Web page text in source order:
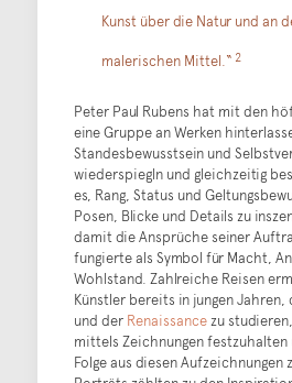
Kunst über die Natur und an
malerischen Mittel.“ 2
Peter Paul Rubens hat mit den
eine Gruppe an Werken
Standesbewusstsein und
wiederspiegln und gleichzeitig
es, Rang, Status und
Posen, Blicke und Details zu
damit die Ansprüche seiner
fungierte als Symbol für Macht,
Wohlstand. Zahlreiche Reisen
Künstler bereits in jungen Jahren,
und der Renaissancezu
mittels Zeichnungen
Folge aus diesen Aufzeichnungen